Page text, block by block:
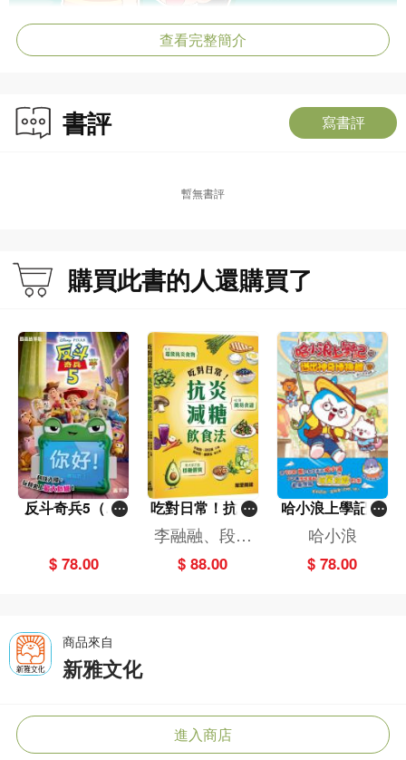
查看完整簡介
書評 寫書評
暫無書評
購買此書的人還購買了
反斗奇兵5（圖
$ 78.00
吃對日常！抗炎
減糖飲食法
李融融、段佳
麗,黃梨煜、顧
凱辰
$ 88.00
哈小浪上學記(1
3)——逃出神奇
博物館
哈小浪
$ 78.00
商品來自
新雅文化
進入商店